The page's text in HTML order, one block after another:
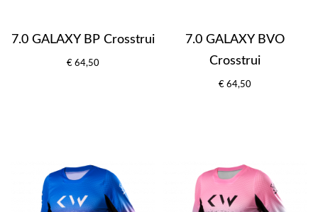
7.0 GALAXY BP Crosstrui
€ 64,50
7.0 GALAXY BVO
Crosstrui
€ 64,50